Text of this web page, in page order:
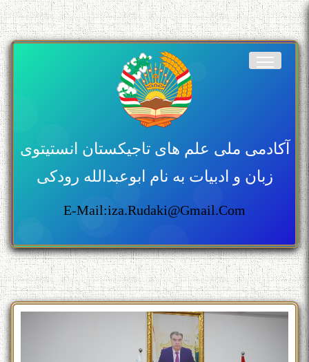
آکادمی ملی علم های تاجیکستان انستیتوی
زبان و ادبیات به نام ابوعبدالله رودکی
E-Mail:iza.rudaki@gmail.com